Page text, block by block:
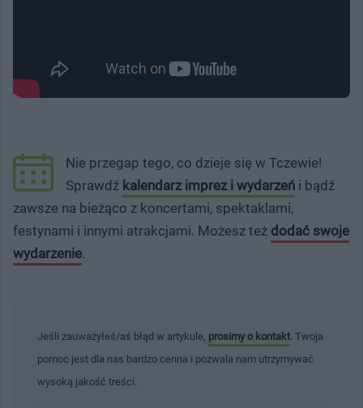
Nie przegap tego, co dzieje się w Tczewie!
Sprawdź kalendarz imprez i wydarzeń i bądź
zawsze na bieżąco z koncertami, spektaklami,
festynami i innymi atrakcjami. Możesz też dodać swoje
wydarzenie.
Jeśli zauważyłeś/aś błąd w artykule, prosimy o kontakt . Twoja
pomoc jest dla nas bardzo cenna i pozwala nam utrzymywać
wysoką jakość treści.